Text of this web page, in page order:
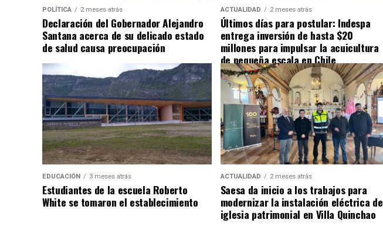
POLÍTICA 2 meses atrás
Declaración del Gobernador Alejandro
Santana acerca de su delicado estado
de salud causa preocupación
ACTUALIDAD 2 meses atrás
Últimos días para postular: Indespa
entrega inversión de hasta $20
millones para impulsar la acuicultura
de pequeña escala en Chile
EDUCACIÓN 3 meses atrás
Estudiantes de la escuela Roberto
White se tomaron el establecimiento
ACTUALIDAD 2 meses atrás
Saesa da inicio a los trabajos para
modernizar la instalación eléctrica de
iglesia patrimonial en Villa Quinchao